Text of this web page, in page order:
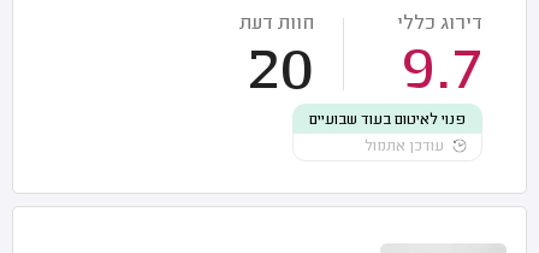
דירוג כללי
9.7
חוות דעת
20
פנוי לאיטום בעוד שבועיים
עודכן אתמול